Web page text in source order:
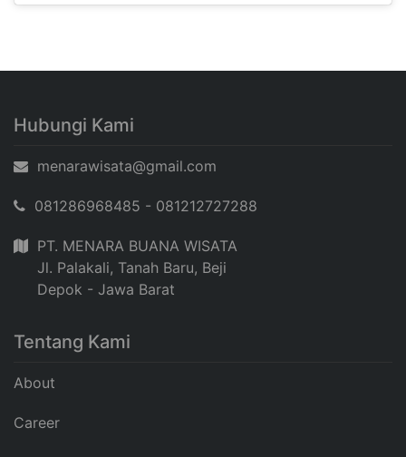
Hubungi Kami
menarawisata@gmail.com
081286968485 - 081212727288
PT. MENARA BUANA WISATA
Jl. Palakali, Tanah Baru, Beji
Depok - Jawa Barat
Tentang Kami
About
Career